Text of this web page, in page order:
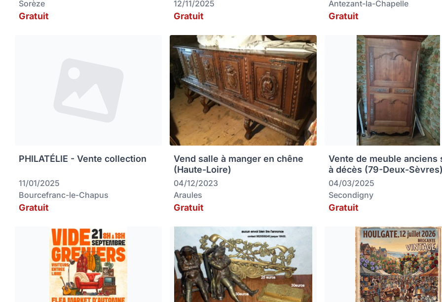
Sorèze
Gratuit
12/11/2025
Gratuit
Antezant-la-Chapelle
Gratuit
PHILATÉLIE - Vente collection
11/01/2025
Bourcefranc-le-Chapus
Gratuit
Vend salle à manger en chêne
(Haute-Loire)
04/12/2023
Araules
Gratuit
Vente de meuble anciens
à décès (79-Deux-
04/03/2025
Secondigny
Gratuit